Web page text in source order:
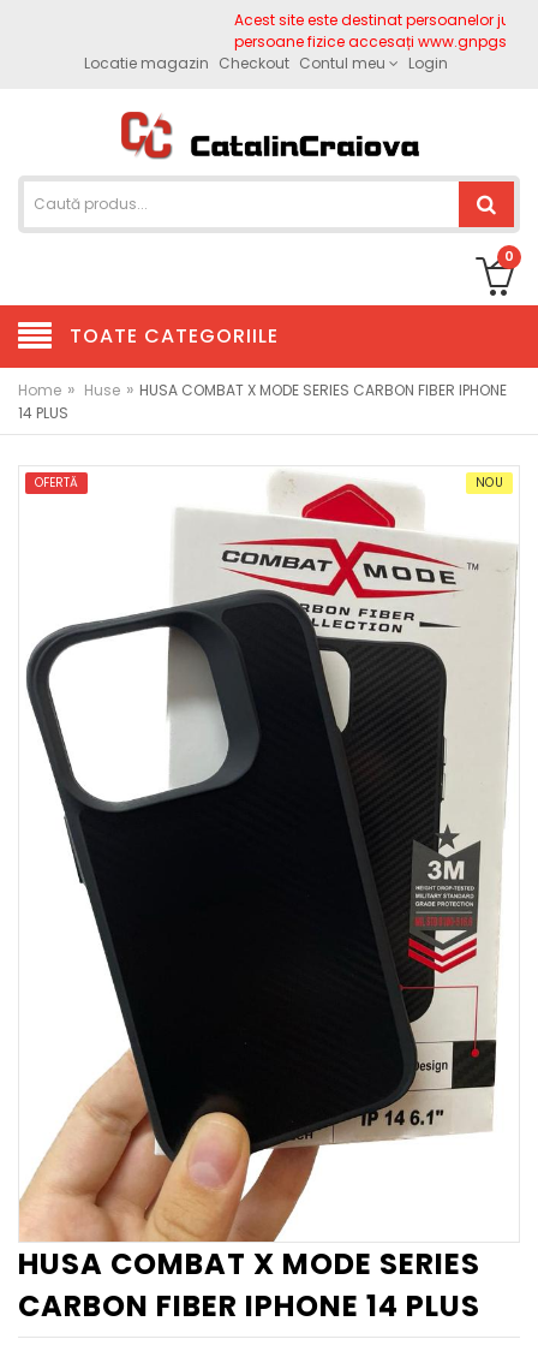
Acest site este destinat persoanelor
persoane fizice accesați www.gnpgsm.ro
Locatie magazin Checkout Contul meu Login
0
TOATE CATEGORIILE
Home » Huse » HUSA COMBAT X MODE SERIES CARBON FIBER IPHONE
14 PLUS
OFERTĂ NOU
HUSA COMBAT X MODE SERIES
CARBON FIBER IPHONE 14 PLUS